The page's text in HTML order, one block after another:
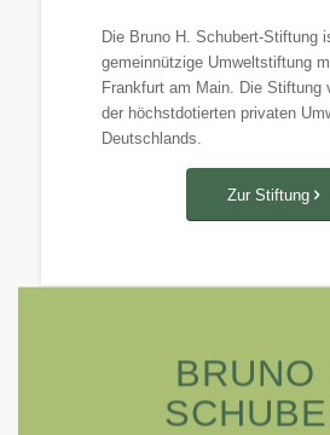
Die Bruno H. Schubert-Stiftung
gemeinnützige Umweltstiftung
Frankfurt am Main. Die Stiftung
der höchstdotierten privaten
Deutschlands.
Zur Stiftung
BRUNO